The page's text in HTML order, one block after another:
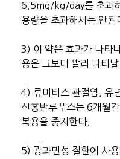
6.5mg/kg/day를 초과
용량을 초과해서는 안된
3) 이 약은 효과가 나타
용은 그보다 빨리 나타날
4) 류마티스 관절염, 유
신홍반루푸스는 6개월
복용을 중지한다.
5) 광과민성 질환에 사